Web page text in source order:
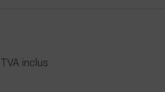
TVA inclus